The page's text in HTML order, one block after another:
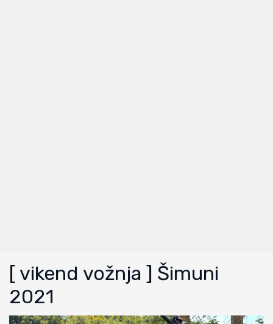
[ vikend vožnja ] Šimuni
2021